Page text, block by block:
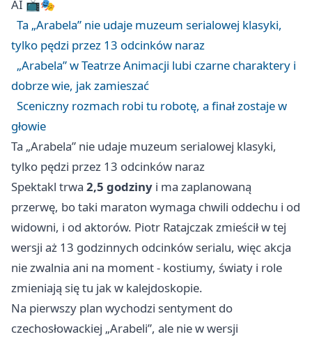
AI 📺🎭
Ta „Arabela” nie udaje muzeum serialowej klasyki,
tylko pędzi przez 13 odcinków naraz
„Arabela” w Teatrze Animacji lubi czarne charaktery i
dobrze wie, jak zamieszać
Sceniczny rozmach robi tu robotę, a finał zostaje w
głowie
Ta „Arabela” nie udaje muzeum serialowej klasyki,
tylko pędzi przez 13 odcinków naraz
Spektakl trwa 2,5 godziny i ma zaplanowaną
przerwę, bo taki maraton wymaga chwili oddechu i od
widowni, i od aktorów. Piotr Ratajczak zmieścił w tej
wersji aż 13 godzinnych odcinków serialu, więc akcja
nie zwalnia ani na moment - kostiumy, światy i role
zmieniają się tu jak w kalejdoskopie.
Na pierwszy plan wychodzi sentyment do
czechosłowackiej „Arabeli”, ale nie w wersji